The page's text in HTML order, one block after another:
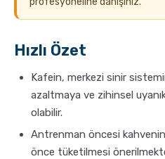
Hızlı Özet
Kafein, merkezi sinir
azaltmaya ve zihinsel
olabilir.
Antrenman öncesi
önce tüketilmesi